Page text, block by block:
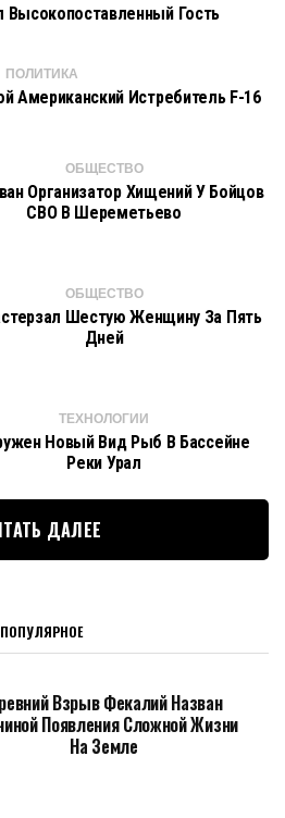
Гость
ПОЛИТИКА
Американский Истребитель F-16
ОБЩЕСТВО
Организатор Хищений У Бойцов
СВО В Шереметьево
ОБЩЕСТВО
Шестую Женщину За Пять
Дней
ТЕХНОЛОГИИ
Новый Вид Рыб В Бассейне
Реки Урал
ДАЛЕЕ
ПОПУЛЯРНОЕ
Взрыв Фекалий Назван
Появления Сложной Жизни
На Земле